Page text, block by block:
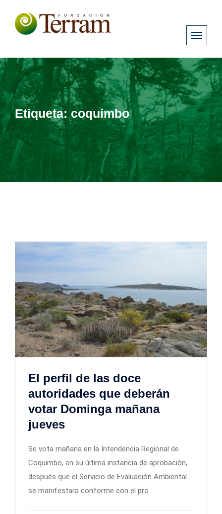
Etiqueta:coquimbo
El perfil de las doce
autoridades que deberán
votar Dominga mañana
jueves
Se vota mañana en la Intendencia Regional de
Coquimbo, en su última instancia de aprobación,
después que el Servicio de Evaluación Ambiental
se manifestara conforme con el pro